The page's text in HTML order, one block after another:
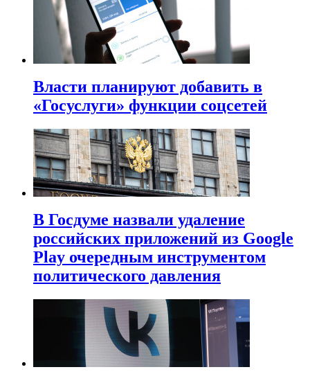
Власти планируют добавить в
«Госуслуги» функции соцсетей
В Госдуме назвали удаление
российских приложений из Google
Play очередным инструментом
политического давления